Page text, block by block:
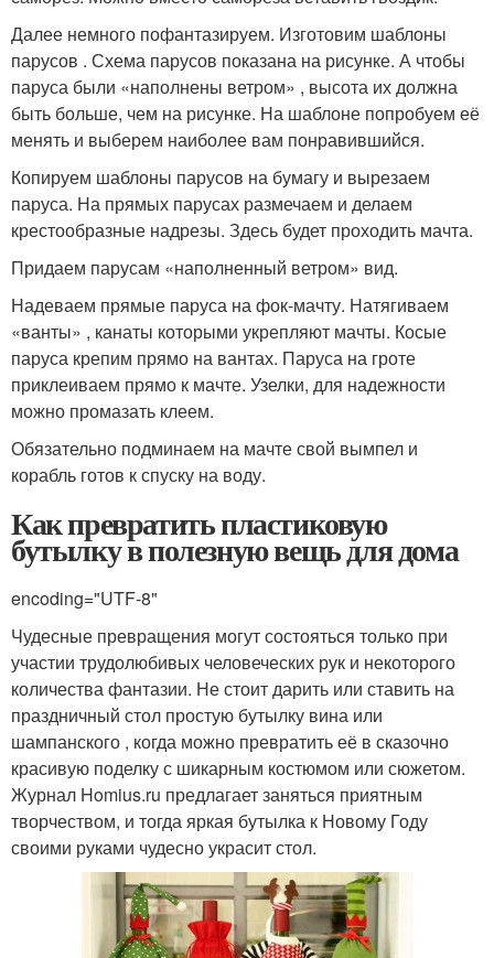
Далее немного пофантазируем. Изготовим шаблоны
парусов . Схема парусов показана на рисунке. А чтобы
паруса были «наполнены ветром» , высота их должна
быть больше, чем на рисунке. На шаблоне попробуем её
менять и выберем наиболее вам понравившийся.
Копируем шаблоны парусов на бумагу и вырезаем
паруса. На прямых парусах размечаем и делаем
крестообразные надрезы. Здесь будет проходить мачта.
Придаем парусам «наполненный ветром» вид.
Надеваем прямые паруса на фок-мачту. Натягиваем
«ванты» , канаты которыми укрепляют мачты. Косые
паруса крепим прямо на вантах. Паруса на гроте
приклеиваем прямо к мачте. Узелки, для надежности
можно промазать клеем.
Обязательно подминаем на мачте свой вымпел и
корабль готов к спуску на воду.
Как превратить пластиковую
бутылку в полезную вещь для дома
encoding="UTF-8"
Чудесные превращения могут состояться только при
участии трудолюбивых человеческих рук и некоторого
количества фантазии. Не стоит дарить или ставить на
праздничный стол простую бутылку вина или
шампанского , когда можно превратить её в сказочно
красивую поделку с шикарным костюмом или сюжетом.
Журнал Homius.ru предлагает заняться приятным
творчеством, и тогда яркая бутылка к Новому Году
своими руками чудесно украсит стол.